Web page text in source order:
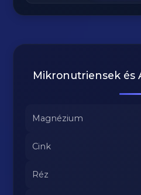
Mikronutriensek és
Magnézium
Cink
Réz